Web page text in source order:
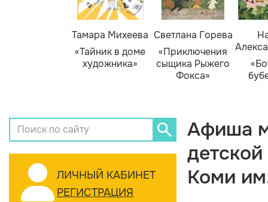
Тамара Михеева
«Тайник в доме
художника»
Светлана Горева
«Приключения
сыщика Рыжего
Фокса»
ЛИЧНЫЙ КАБИНЕТ
РЕГИСТРАЦИЯ
Афиша
Коми